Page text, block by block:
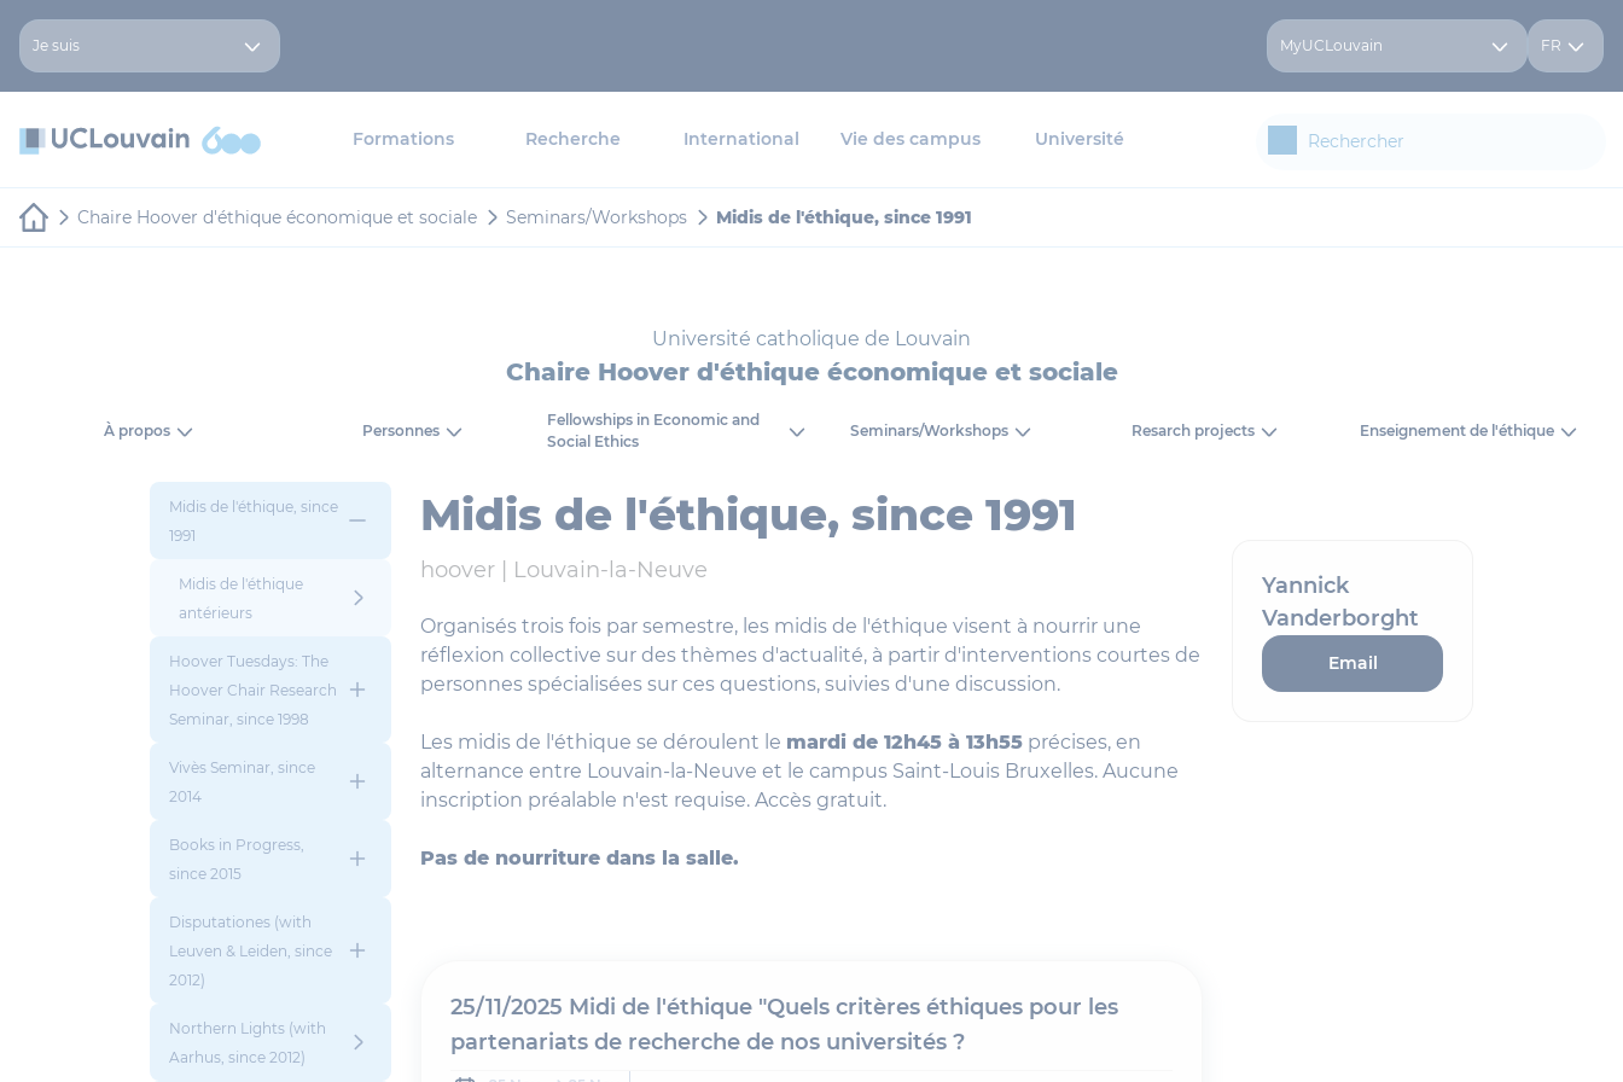
Panneau de gestion des cookies
Je suis MyUCLouvain FR
Formations Recherche International Vie des campus Université
Chaire Hoover d'éthique économique et sociale Seminars/Workshops Midis de l'éthique, since 1991
Université catholique de Louvain
Chaire Hoover d'éthique économique et sociale
À propos Personnes
Fellowships in Economic and
Social Ethics
Seminars/Workshops Resarch projects Enseignement de l'éthique
Midis de l'éthique, since
1991
Midis de l'éthique
antérieurs
Hoover Tuesdays: The
Hoover Chair Research
Seminar, since 1998
Vivès Seminar, since
2014
Books in Progress,
since 2015
Disputationes (with
Leuven & Leiden, since
2012)
Northern Lights (with
Aarhus, since 2012)
Midis de l'éthique, since 1991
hoover | Louvain-la-Neuve
Organisés trois fois par semestre, les midis de l'éthique visent à nourrir une
réflexion collective sur des thèmes d'actualité, à partir d'interventions courtes de
personnes spécialisées sur ces questions, suivies d'une discussion.
Les midis de l'éthique se déroulent le mardi de 12h45 à 13h55 précises, en
alternance entre Louvain-la-Neuve et le campus Saint-Louis Bruxelles. Aucune
inscription préalable n'est requise. Accès gratuit.
Pas de nourriture dans la salle.
25/11/2025 Midi de l'éthique "Quels critères éthiques pour les
partenariats de recherche de nos universités ?
Yannick
Vanderborght
Email